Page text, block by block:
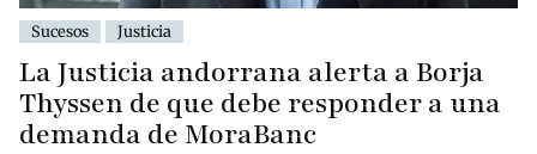
Sucesos Justicia
La Justicia andorrana alerta a Borja
Thyssen de que debe responder a una
demanda de MoraBanc